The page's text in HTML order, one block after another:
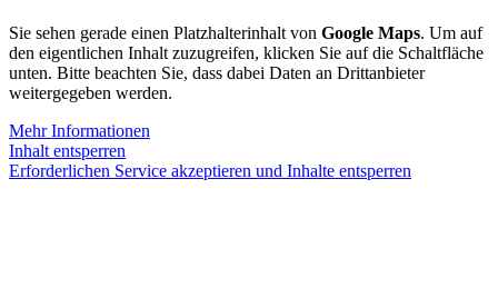
Sie sehen gerade einen Platzhalterinhalt von Google Maps. Um auf
den eigentlichen Inhalt zuzugreifen, klicken Sie auf die Schaltfläche
unten. Bitte beachten Sie, dass dabei Daten an Drittanbieter
weitergegeben werden.
Mehr Informationen
Inhalt entsperren
Erforderlichen Service akzeptieren und Inhalte entsperren